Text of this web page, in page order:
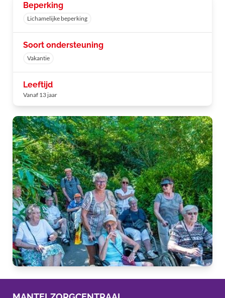
Beperking
Lichamelijke beperking
Soort ondersteuning
Vakantie
Leeftijd
Vanaf 13 jaar